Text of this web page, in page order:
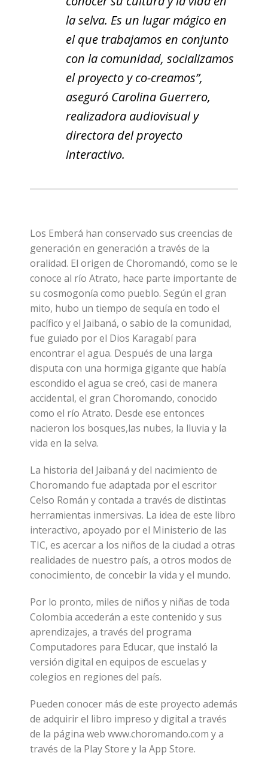
la selva. Es un lugar mágico en
el que trabajamos en conjunto
con la comunidad, socializamos
el proyecto y co-creamos”,
aseguró Carolina Guerrero,
realizadora audiovisual y
directora del proyecto
interactivo.
Los Emberá han conservado sus creencias de
generación en generación a través de la
oralidad. El origen de Choromandó, como se le
conoce al río Atrato, hace parte importante de
su cosmogonía como pueblo. Según el gran
mito, hubo un tiempo de sequía en todo el
pacífico y el Jaibaná, o sabio de la comunidad,
fue guiado por el Dios Karagabí para
encontrar el agua. Después de una larga
disputa con una hormiga gigante que había
escondido el agua se creó, casi de manera
accidental, el gran Choromando, conocido
como el río Atrato. Desde ese entonces
nacieron los bosques,las nubes, la lluvia y la
vida en la selva.
La historia del Jaibaná y del nacimiento de
Choromando fue adaptada por el escritor
Celso Román y contada a través de distintas
herramientas inmersivas. La idea de este libro
interactivo, apoyado por el Ministerio de las
TIC, es acercar a los niños de la ciudad a otras
realidades de nuestro país, a otros modos de
conocimiento, de concebir la vida y el mundo.
Por lo pronto, miles de niños y niñas de toda
Colombia accederán a este contenido y sus
aprendizajes, a través del programa
Computadores para Educar, que instaló la
versión digital en equipos de escuelas y
colegios en regiones del país.
Pueden conocer más de este proyecto además
de adquirir el libro impreso y digital a través
de la página web www.choromando.com y a
través de la Play Store y la App Store.